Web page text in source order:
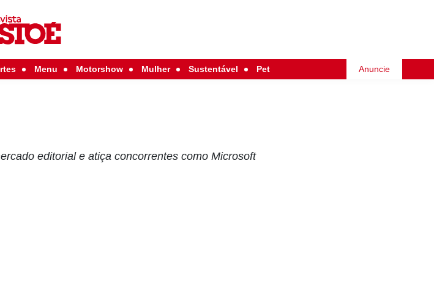
Menu Motorshow Mulher Sustentável Pet Anuncie
editorial e atiça concorrentes como Microsoft